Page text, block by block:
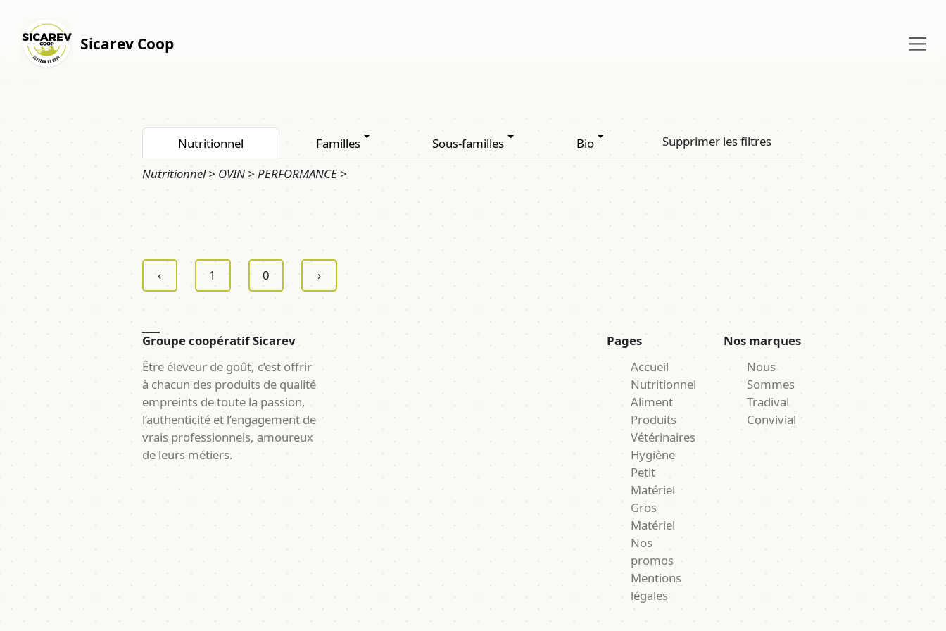
Sicarev Coop
Nutritionnel Familles Sous-familles Bio
Supprimer les filtres
Nutritionnel > OVIN > PERFORMANCE >
‹ 1 0 ›
Groupe coopératif Sicarev
Être éleveur de goût, c’est offrir
à chacun des produits de qualité
empreints de toute la passion,
l’authenticité et l’engagement de
vrais professionnels, amoureux
de leurs métiers.
Pages
Accueil
Nutritionnel
Aliment
Produits
Vétérinaires
Hygiène
Petit
Matériel
Gros
Matériel
Nos
promos
Mentions
légales
Nos marques
Nous
Sommes
Tradival
Convivial